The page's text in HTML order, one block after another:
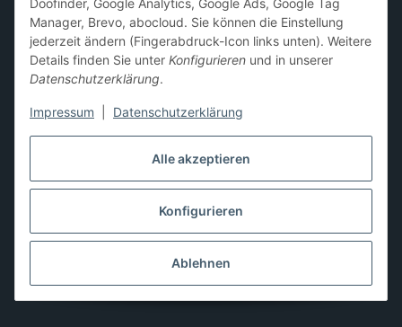
Magnetic Holder, Sammelalben / Binder / Pocket Pages
Deckboxen ,Playmats undAufbewahrungslösungen
Vertrag widerrufen
* Alle Preise inkl. gesetzlicher USt., zzgl.Versand
** Differenzbesteuerung gemäß § 25a UStG,
Alle akzeptieren
Konfigurieren
Ablehnen
Doofinder, Google Analytics, Google Ads, Google Tag
Manager, Brevo, abocloud. Sie können die Einstellung
jederzeit ändern (Fingerabdruck-Icon links unten). Weitere
Details finden Sie unter Konfigurieren und in unserer
Datenschutzerklärung.
Impressum Datenschutzerklärung